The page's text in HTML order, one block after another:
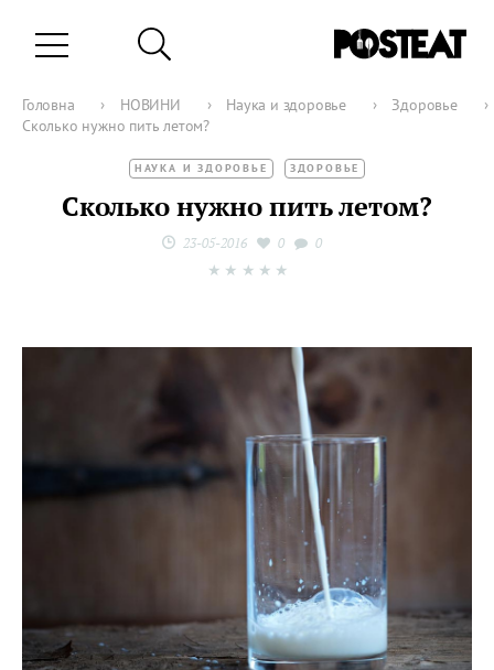
Головна › НОВИНИ › Наука и здоровье › Здоровье
›
Сколько нужно пить летом?
НАУКА И ЗДОРОВЬЕ ЗДОРОВЬЕ
Сколько нужно пить летом?
23-05-2016 0 0
★
★
★
★
★